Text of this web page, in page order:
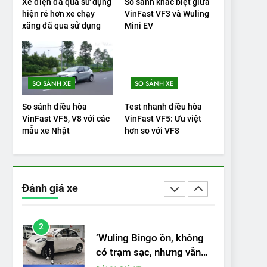
hiện rẻ hơn xe chạy
xăng đã qua sử dụng
VinFast VF3 và Wuling
Mini EV
SO SÁNH XE
So sánh điều hòa
VinFast VF5, V8 với các
mẫu xe Nhật
SO SÁNH XE
Test nhanh điều hòa
VinFast VF5: Ưu việt
hơn so với VF8
Đánh giá xe
19
VinFast VF9 có gì để cạnh
tranh với các xe xăng
cùng tầm giá?
ĐÁNH GIÁ XE
20
Đánh giá: Người đam mê
xe điện Hyundai Ioniq 5 N
2025 cho thấy đáng để
ĐÁNH GIÁ XE
Xe tốt nhất để mua năm
2025: Green Car Reports
nêu tên 5 người vào
2
‘Wuling Bingo ồn, không
có trạm sạc, nhưng vẫn